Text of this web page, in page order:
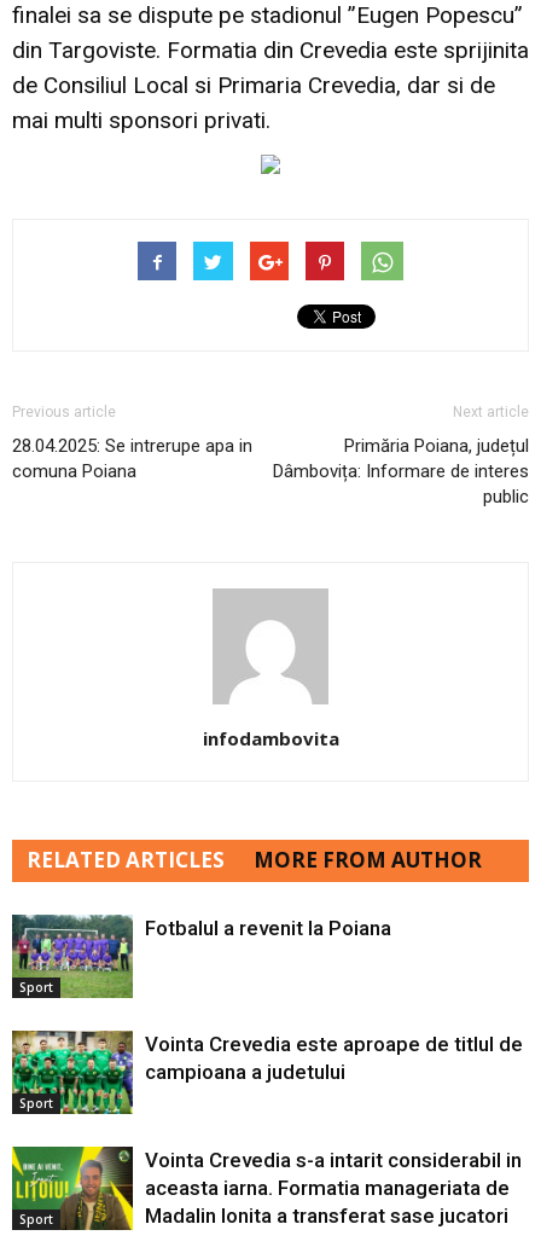
finalei sa se dispute pe stadionul ”Eugen Popescu”
din Targoviste. Formatia din Crevedia este sprijinita
de Consiliul Local si Primaria Crevedia, dar si de
mai multi sponsori privati.
Previous article
28.04.2025: Se intrerupe apa in
comuna Poiana
Next article
Primăria Poiana, județul
Dâmbovița: Informare de interes
public
infodambovita
RELATED ARTICLES MORE FROM AUTHOR
Sport
Fotbalul a revenit la Poiana
Sport
Vointa Crevedia este aproape de titlul de
campioana a judetului
Sport
Vointa Crevedia s-a intarit considerabil in
aceasta iarna. Formatia manageriata de
Madalin Ionita a transferat sase jucatori